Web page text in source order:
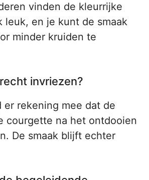
vinden de kleurrijke
leuk, en je kunt de smaak
minder kruiden te
invriezen?
er rekening mee dat de
courgette na het ontdooien
De smaak blijft echter